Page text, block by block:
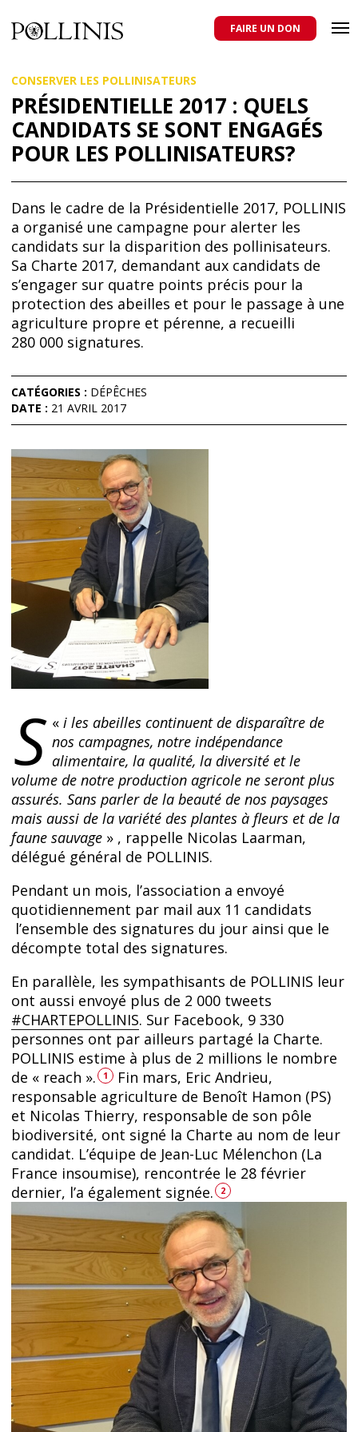
au
contenu
principal
domestiques et sauvages, et pour une agriculture qui respecte tous
les pollinisateurs
FAIRE UN DON
CONSERVER LES POLLINISATEURS
PRÉSIDENTIELLE 2017 : QUELS
CANDIDATS SE SONT ENGAGÉS
POUR LES POLLINISATEURS?
Dans le cadre de la Présidentielle 2017, POLLINIS
a organisé une campagne pour alerter les
candidats sur la disparition des pollinisateurs.
Sa Charte 2017, demandant aux candidats de
s’engager sur quatre points précis pour la
protection des abeilles et pour le passage à une
agriculture propre et pérenne, a recueilli
280 000 signatures.
CATÉGORIES : DÉPÊCHES
DATE : 21 AVRIL 2017
«
S
i les abeilles continuent de disparaître de
nos campagnes, notre indépendance
alimentaire, la qualité, la diversité et le
volume de notre production agricole ne seront plus
assurés. Sans parler de la beauté de nos paysages
mais aussi de la variété des plantes à fleurs et de la
faune sauvage » , rappelle Nicolas Laarman,
délégué général de POLLINIS.
Pendant un mois, l’association a envoyé
quotidiennement par mail aux 11 candidats
l’ensemble des signatures du jour ainsi que le
décompte total des signatures.
En parallèle, les sympathisants de POLLINIS leur
ont aussi envoyé plus de 2 000 tweets
#CHARTEPOLLINIS. Sur Facebook, 9 330
personnes ont par ailleurs partagé la Charte.
POLLINIS estime à plus de 2 millions le nombre
de « reach ».
1
Fin mars, Eric Andrieu,
responsable agriculture de Benoît Hamon (PS)
et Nicolas Thierry, responsable de son pôle
biodiversité, ont signé la Charte au nom de leur
candidat. L’équipe de Jean-Luc Mélenchon (La
France insoumise), rencontrée le 28 février
dernier, l’a également signée.
2